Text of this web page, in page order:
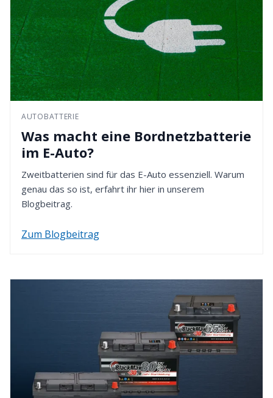
AUTOBATTERIE
Was macht eine Bordnetzbatterie
im E-Auto?
Zweitbatterien sind für das E-Auto essenziell. Warum
genau das so ist, erfahrt ihr hier in unserem
Blogbeitrag.
Zum Blogbeitrag